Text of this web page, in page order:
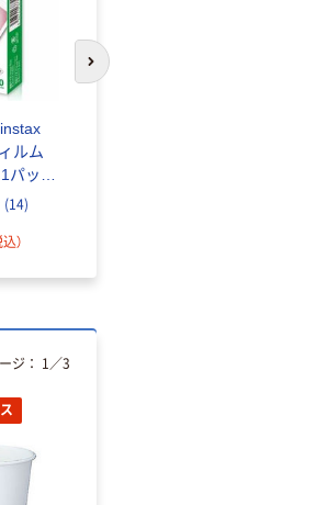
ルム
パック
(14)
込）
次のスライドへ
ジ： 1 ／3